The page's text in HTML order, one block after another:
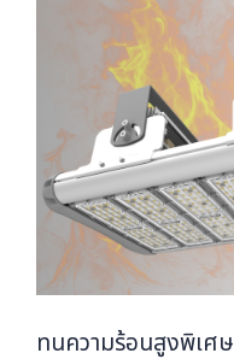
ทนความร้อนสูงพิเศษ